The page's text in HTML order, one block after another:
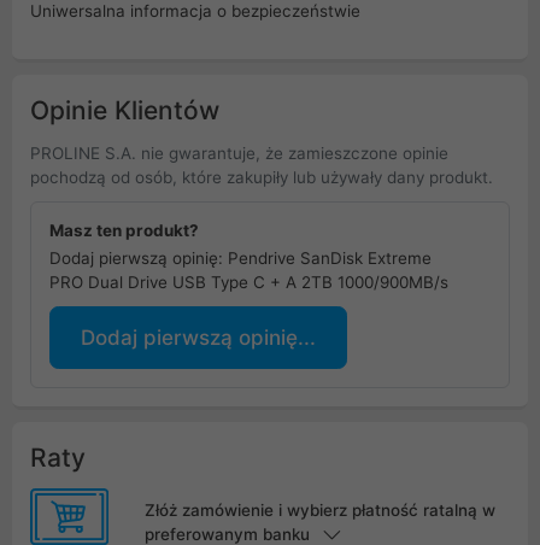
Uniwersalna informacja o bezpieczeństwie
Opinie Klientów
PROLINE S.A. nie gwarantuje, że zamieszczone opinie
pochodzą od osób, które zakupiły lub używały dany produkt.
Masz ten produkt?
Dodaj pierwszą opinię: Pendrive SanDisk Extreme
PRO Dual Drive USB Type C + A 2TB 1000/900MB/s
Dodaj pierwszą opinię...
Raty
Złóż zamówienie i wybierz płatność ratalną w
preferowanym banku